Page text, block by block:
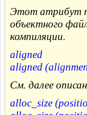
Этот атрибут
объектного
компиляции.
aligned
aligned
См. далее
alloc_size